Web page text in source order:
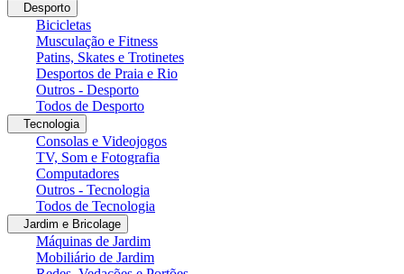
Desporto
Bicicletas
Musculação e Fitness
Patins, Skates e Trotinetes
Desportos de Praia e Rio
Outros - Desporto
Todos de Desporto
Tecnologia
Consolas e Videojogos
TV, Som e Fotografia
Computadores
Outros - Tecnologia
Todos de Tecnologia
Jardim e Bricolage
Máquinas de Jardim
Mobiliário de Jardim